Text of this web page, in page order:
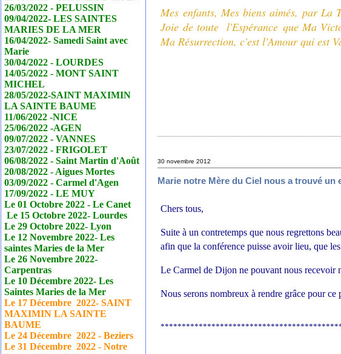
26/03/2022 - PELUSSIN
09/04/2022- LES SAINTES
MARIES DE LA MER
16/04/2022- Samedi Saint avec
Marie
30/04/2022 - LOURDES
14/05/2022 - MONT SAINT
MICHEL
28/05/2022-SAINT MAXIMIN
LA SAINTE BAUME
11/06/2022 -NICE
25/06/2022 -AGEN
09/07/2022 - VANNES
23/07/2022 - FRIGOLET
06/08/2022 - Saint Martin d'Août
20/08/2022 - Aigues Mortes
03/09/2022 - Carmel d'Agen
17/09/2022 - LE MUY
Le 01 Octobre 2022 - LeCanet
Le 15 Octobre 2022- Lourdes
Le 29 Octobre 2022- Lyon
Le 12 Novembre 2022- Les
saintes Maries de la Mer
Le 26 Novembre 2022-
Carpentras
Le 10 Décembre 2022- Les
Saintes Maries de la Mer
Le 17Décembre 2022- SAINT
MAXIMIN LA SAINTE
BAUME
Le 24Décembre 2022 - Beziers
Le 31Décembre 2022 - Notre
Mes enfants, Mes biens aimés, par
Joie de toute l'Espérance que Ma
Ma Résurrection, c'est l'Amour qui est
30 novembre 2012
Marie notre Mère du Ciel nous a trouvé
Chers tous,
Suite à un contretemps que nous regrettons
afin que la conférence puisse avoir lieu, que
Le Carmel de Dijon ne pouvant nous recevoir
Nous serons nombreux à rendre grâce pour